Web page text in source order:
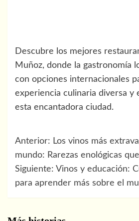
Descubre los mejores
Muñoz, donde la gastronomía
con opciones internacionales
experiencia culinaria diversa y
esta encantadora ciudad.
Navegación
de
entradas
Anterior: Los vinos más
mundo: Rarezas enológicas
Siguiente: Vinos y educación:
para aprender más sobre el